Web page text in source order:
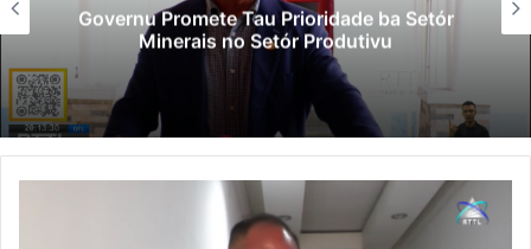
Governu Promete Tau Prioridade ba Setór
Minerais no Setór Produtivu